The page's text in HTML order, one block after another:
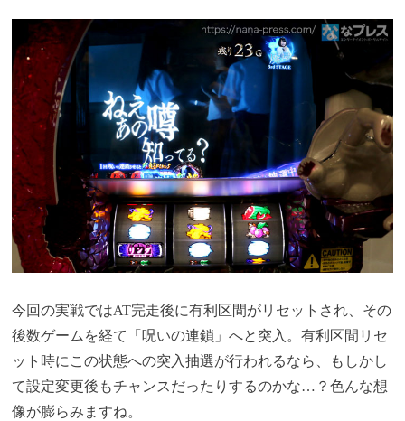
今回の実戦ではAT完走後に有利区間がリセットされ、その
後数ゲームを経て「呪いの連鎖」へと突入。有利区間リセ
ット時にこの状態への突入抽選が行われるなら、もしかし
て設定変更後もチャンスだったりするのかな…？色んな想
像が膨らみますね。